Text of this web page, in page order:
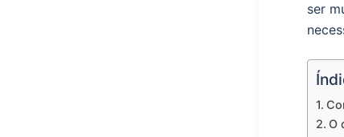
ser
O